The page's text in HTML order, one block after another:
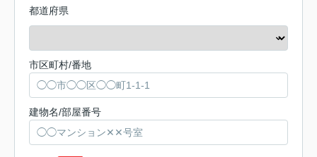
都道府県
市区町村/番地
建物名/部屋番号